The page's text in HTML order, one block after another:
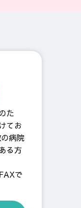
た
てお
病院
る方
で